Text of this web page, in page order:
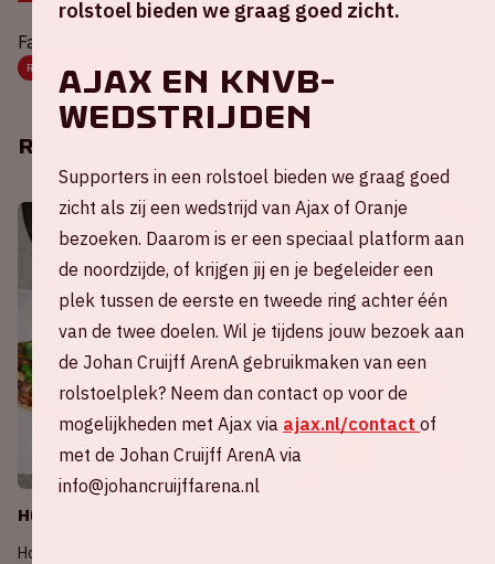
Faciliteiten:
RESTAURANTS TOILETTEN EN EHBO TOEGANKELIJKHEID
Restaurants
House of Legends
House of Legends is een luxe en hippe ruimte waar members
rolstoel bieden we graag goed zicht.
AJAX EN KNVB-
WEDSTRIJDEN
Supporters in een rolstoel bieden we graag goed
zicht als zij een wedstrijd van Ajax of Oranje
bezoeken. Daarom is er een speciaal platform aan
de noordzijde, of krijgen jij en je begeleider een
plek tussen de eerste en tweede ring achter één
van de twee doelen. Wil je tijdens jouw bezoek aan
de Johan Cruijff ArenA gebruikmaken van een
rolstoelplek? Neem dan contact op voor de
mogelijkheden met Ajax via ajax.nl/contact of
met de Johan Cruijff ArenA via
info@johancruijffarena.nl